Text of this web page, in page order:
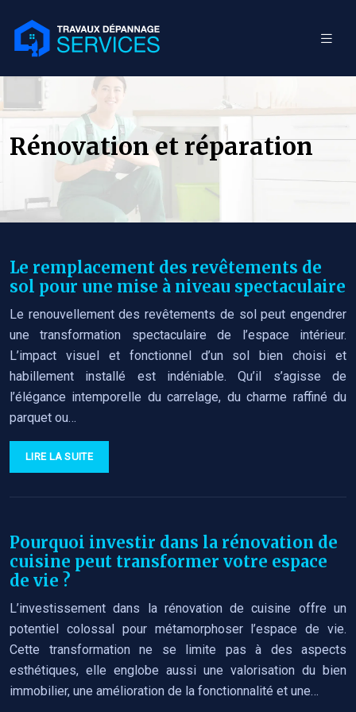
Rénovation et réparation
Le remplacement des revêtements de
sol pour une mise à niveau spectaculaire
Le renouvellement des revêtements de sol peut engendrer
une transformation spectaculaire de l’espace intérieur.
L’impact visuel et fonctionnel d’un sol bien choisi et
habillement installé est indéniable. Qu’il s’agisse de
l’élégance intemporelle du carrelage, du charme raffiné du
parquet ou…
LIRE LA SUITE
Pourquoi investir dans la rénovation de
cuisine peut transformer votre espace
de vie ?
L’investissement dans la rénovation de cuisine offre un
potentiel colossal pour métamorphoser l’espace de vie.
Cette transformation ne se limite pas à des aspects
esthétiques, elle englobe aussi une valorisation du bien
immobilier, une amélioration de la fonctionnalité et une…